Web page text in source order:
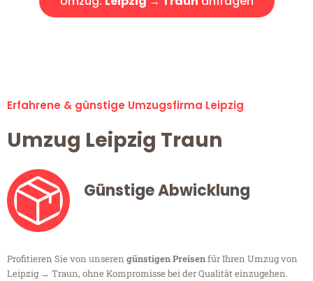
Erfahrene & günstige Umzugsfirma Leipzig
Umzug Leipzig Traun
Günstige Abwicklung
Profitieren Sie von unseren günstigen Preisenfür Ihren Umzug von
Leipzig → Traun, ohne Kompromisse bei der Qualität einzugehen.